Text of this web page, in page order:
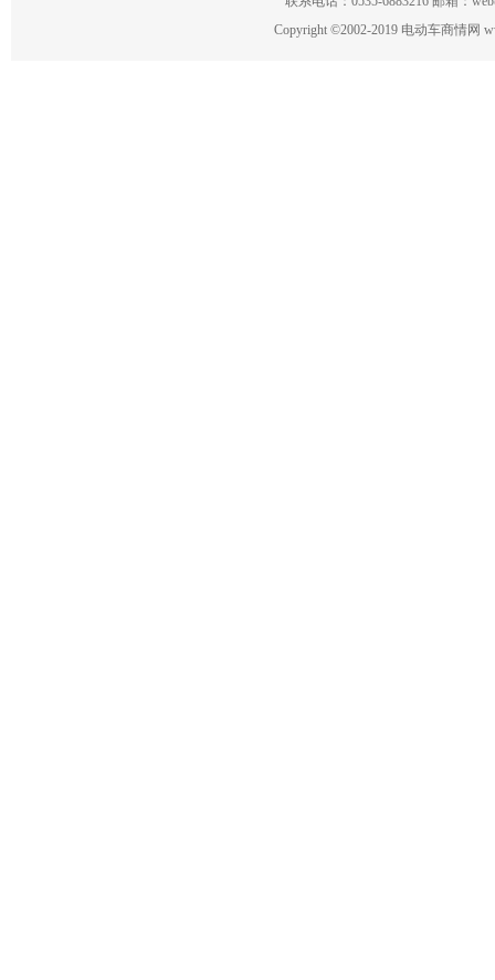
Copyright ©2002-2019 电动车商情网